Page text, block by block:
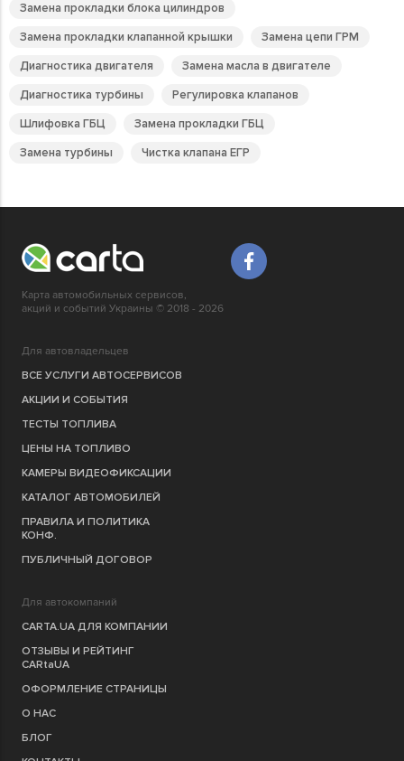
Замена прокладки блока цилиндров
Замена прокладки клапанной крышки
Замена цепи ГРМ
Диагностика двигателя
Замена масла в двигателе
Диагностика турбины
Регулировка клапанов
Шлифовка ГБЦ
Замена прокладки ГБЦ
Замена турбины
Чистка клапана ЕГР
Карта автомобильных сервисов,
акций и событий Украины © 2018 - 2026
Для автовладельцев
ВСЕ УСЛУГИ АВТОСЕРВИСОВ
АКЦИИ И СОБЫТИЯ
ТЕСТЫ ТОПЛИВА
ЦЕНЫ НА ТОПЛИВО
КАМЕРЫ ВИДЕОФИКСАЦИИ
КАТАЛОГ АВТОМОБИЛЕЙ
ПРАВИЛА И ПОЛИТИКА
КОНФ.
ПУБЛИЧНЫЙ ДОГОВОР
Для автокомпаний
CARTA.UA ДЛЯ КОМПАНИИ
ОТЗЫВЫ И РЕЙТИНГ
CARtaUA
ОФОРМЛЕНИЕ СТРАНИЦЫ
О НАС
БЛОГ